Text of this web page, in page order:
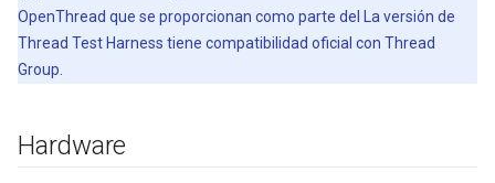
OpenThread que se proporcionan como parte del La versión de
Thread Test Harness tiene compatibilidad oficial con Thread
Group.
Hardware